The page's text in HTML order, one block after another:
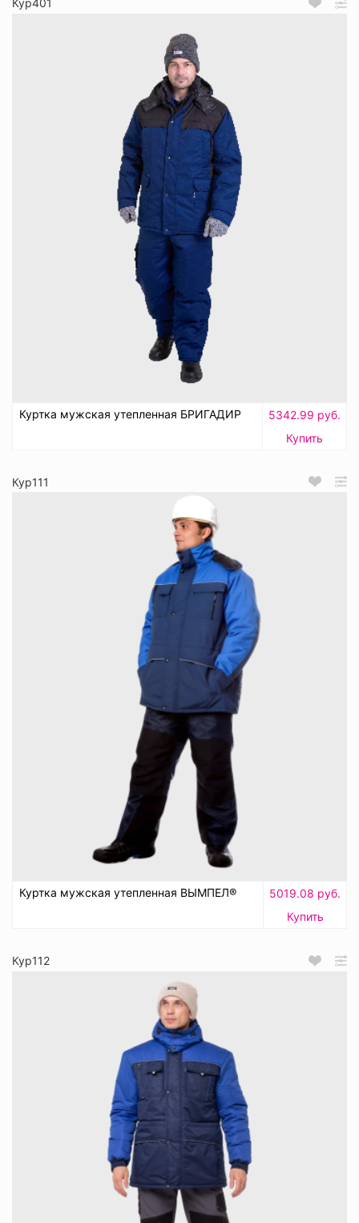
Кур401
Куртка мужская утепленная БРИГАДИР
5342.99 руб.
Купить
Кур111
Куртка мужская утепленная ВЫМПЕЛ®
5019.08 руб.
Купить
Кур112